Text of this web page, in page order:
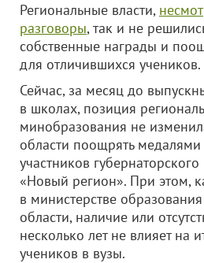
Региональные власти,
разговоры, так и не
собственные награды и
для отличившихся учеников.
Сейчас, за месяц до
в школах, позиция
минобразования не
области поощрять медалями
участников
«Новый регион». При этом,
в министерстве
области, наличие или
несколько лет не влияет на
учеников в вузы.